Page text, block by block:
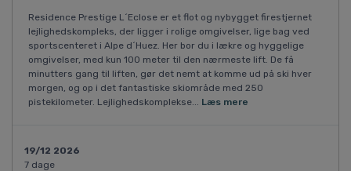
Residence Prestige L´Eclose er et flot og nybygget firestjernet
lejlighedskompleks, der ligger i rolige omgivelser, lige bag ved
sportscenteret i Alpe d´Huez. Her bor du i lækre og hyggelige
omgivelser, med kun 100 meter til den nærmeste lift. De få
minutters gang til liften, gør det nemt at komme ud på ski hver
morgen, og op i det fantastiske skiområde med 250
pistekilometer. Lejlighedskomplekse... Læs mere
19/12 2026
7 dage